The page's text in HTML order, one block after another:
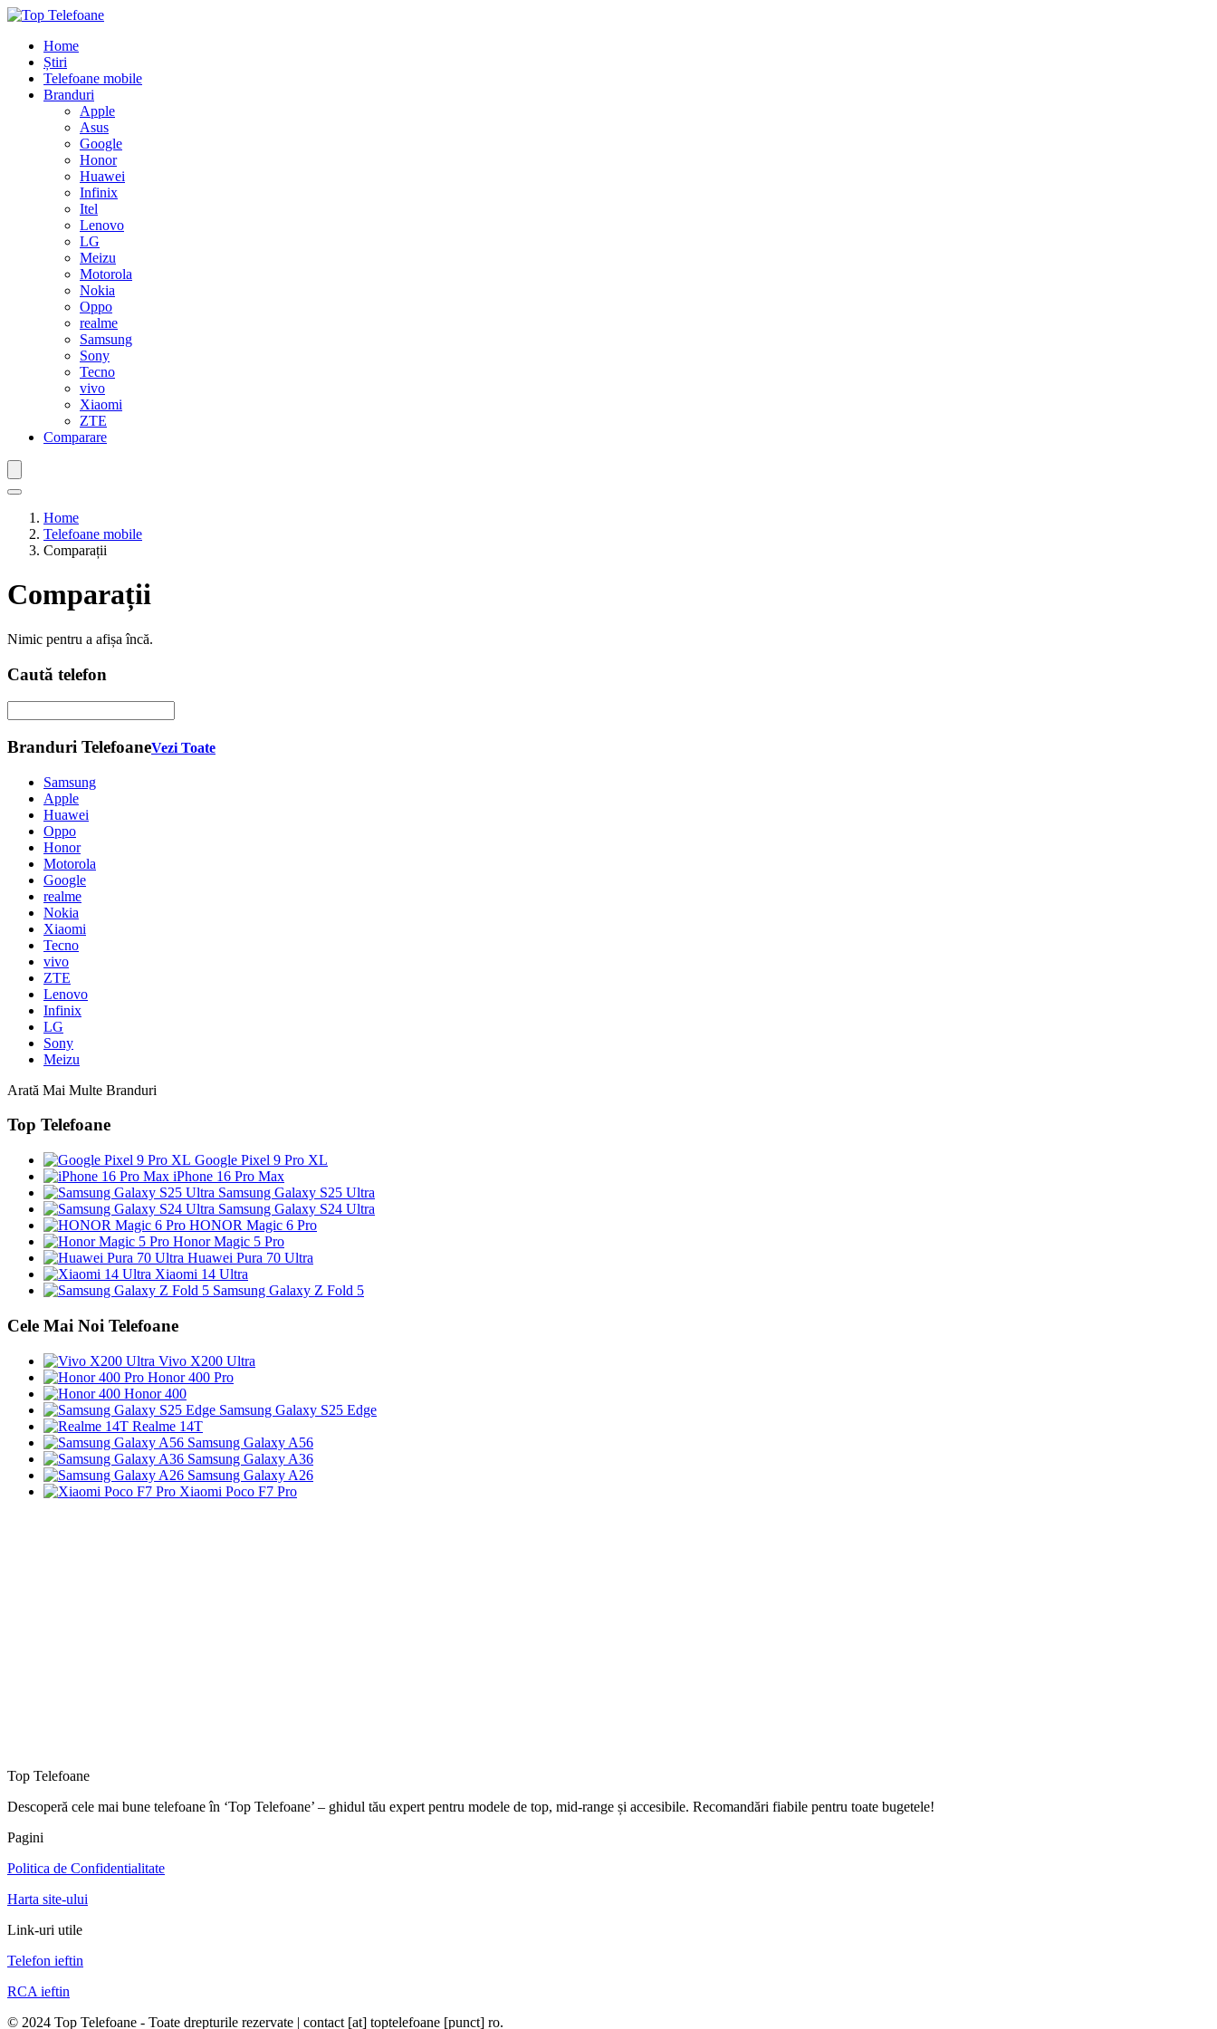
Home
Știri
Telefoane mobile
Branduri
Apple
Asus
Google
Honor
Huawei
Infinix
Itel
Lenovo
LG
Meizu
Motorola
Nokia
Oppo
realme
Samsung
Sony
Tecno
vivo
Xiaomi
ZTE
Comparare
Home
Telefoane mobile
Comparații
Comparații
Nimic pentru a afișa încă.
Caută telefon
Branduri TelefoaneVezi Toate
Samsung
Apple
Huawei
Oppo
Honor
Motorola
Google
realme
Nokia
Xiaomi
Tecno
vivo
ZTE
Lenovo
Infinix
LG
Sony
Meizu
Arată Mai Multe Branduri
Top Telefoane
Google Pixel 9 Pro XL
iPhone 16 Pro Max
Samsung Galaxy S25 Ultra
Samsung Galaxy S24 Ultra
HONOR Magic 6 Pro
Honor Magic 5 Pro
Huawei Pura 70 Ultra
Xiaomi 14 Ultra
Samsung Galaxy Z Fold 5
Cele Mai Noi Telefoane
Vivo X200 Ultra
Honor 400 Pro
Honor 400
Samsung Galaxy S25 Edge
Realme 14T
Samsung Galaxy A56
Samsung Galaxy A36
Samsung Galaxy A26
Xiaomi Poco F7 Pro
Top Telefoane
Descoperă cele mai bune telefoane în ‘Top Telefoane’ – ghidul tău expert pentru modele de top, mid-range și accesibile. Recomandări fiabile pentru toate bugetele!
Pagini
Politica de Confidentialitate
Harta site-ului
Link-uri utile
Telefon ieftin
RCA ieftin
© 2024 Top Telefoane - Toate drepturile rezervate | contact [at] toptelefoane [punct] ro.